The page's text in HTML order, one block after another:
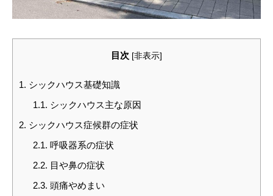
目次 [非表示]
1. シックハウス基礎知識
1.1. シックハウス主な原因
2. シックハウス症候群の症状
2.1. 呼吸器系の症状
2.2. 目や鼻の症状
2.3. 頭痛やめまい